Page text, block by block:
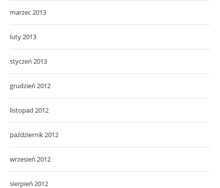
marzec 2013
luty 2013
styczeń 2013
grudzień 2012
listopad 2012
październik 2012
wrzesień 2012
sierpień 2012